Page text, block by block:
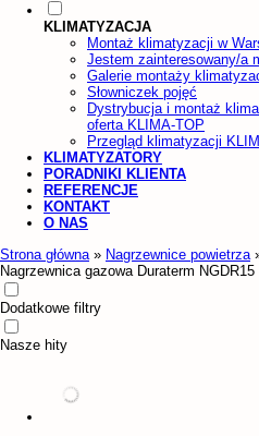
KLIMATYZACJA
Montaż klimatyzacji w
Jestem zainteresowany/a
Galerie montaży
Słowniczek pojęć
Dystrybucja i montaż
oferta KLIMA-TOP
Przegląd klimatyzacji
KLIMATYZATORY
PORADNIKI KLIENTA
REFERENCJE
KONTAKT
O NAS
Strona główna » Nagrzewnice powietrza
Nagrzewnica gazowa Duraterm NGDR15
Dodatkowe filtry
Nasze hity